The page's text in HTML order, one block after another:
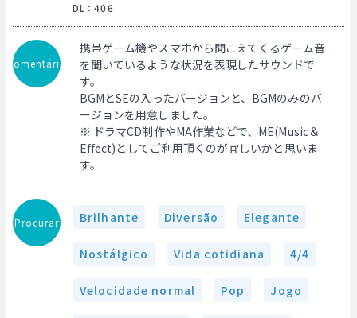
DL ： 406
Comentário
携帯ゲーム機やスマホから聞こえてくるゲーム音
を聞いているような状況を表現したサウンドで
す。
BGMとSEの入ったバージョンと、BGMのみのバ
ージョンを用意しました。
※ ドラマCD制作やMA作業などで、ME(Music＆
Effect)としてご利用頂くのが宜しいかと思いま
す。
Procurar Brilhante Diversão Elegante
Nostálgico Vida cotidiana 4/4
Velocidade normal Pop Jogo